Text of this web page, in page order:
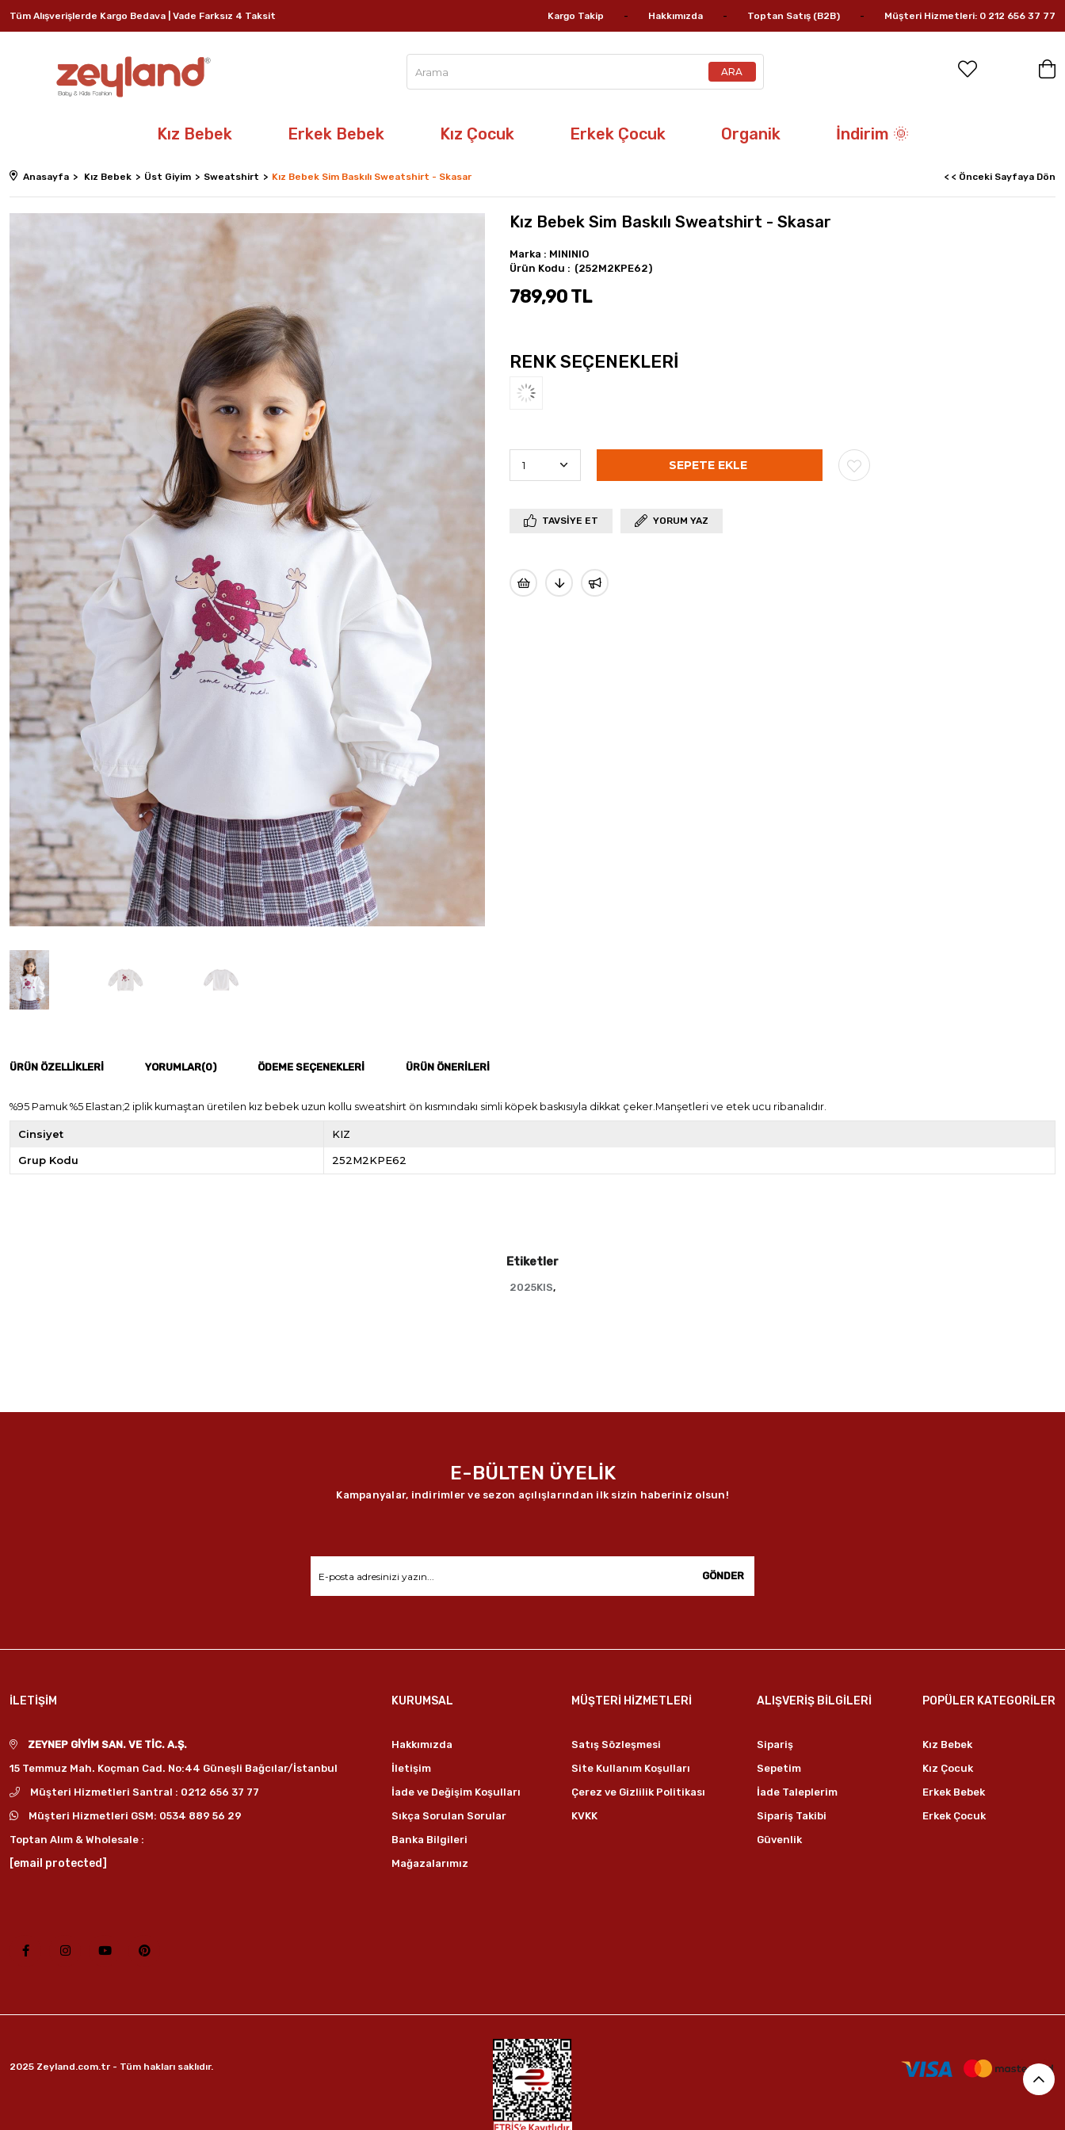
Tüm Alışverişlerde Kargo Bedava | Vade Farksız 4 Taksit Kargo Takip Hakkımızda Toptan Satış (B2B) Müşteri Hizmetleri: 0 212 656 37 77
Kız Bebek Erkek Bebek Kız Çocuk Erkek Çocuk Organik İndirim 🌞
Anasayfa Kız Bebek Üst Giyim Sweatshirt Kız Bebek Sim Baskılı Sweatshirt - Skasar < < Önceki Sayfaya Dön
Kız Bebek Sim Baskılı Sweatshirt - Skasar
Marka : MININIO
(252M2KPE62)
789,90 TL
RENK SEÇENEKLERI
TAVSIYE ET YORUM YAZ
ÜRÜN ÖZELLIKLERI YORUMLAR(0) ÖDEME SEÇENEKLERI ÜRÜN ÖNERILERI
%95 Pamuk %5 Elastan;2 iplik kumaştan üretilen kız bebek uzun kollu sweatshirt ön kısmındakı simli köpek baskısıyla dikkat çeker.Manşetleri ve etek ucu ribanalıdır.
Cinsiyet KIZ
Grup Kodu 252M2KPE62
Etiketler
2025KIS,
E-BÜLTEN ÜYELİK
Kampanyalar, indirimler ve sezon açılışlarından ilk sizin haberiniz olsun!
GÖNDER
İLETİŞİM
ZEYNEP GİYİM SAN. VE TİC. A.Ş.
15 Temmuz Mah. Koçman Cad. No:44 Güneşli Bağcılar/İstanbul
Müşteri Hizmetleri Santral : 0212 656 37 77
Müşteri Hizmetleri GSM: 0534 889 56 29
Toptan Alım & Wholesale :
[email protected]
KURUMSAL
Hakkımızda
İletişim
İade ve Değişim Koşulları
Sıkça Sorulan Sorular
Banka Bilgileri
Mağazalarımız
MÜŞTERİ HİZMETLERİ
Satış Sözleşmesi
Site Kullanım Koşulları
Çerez ve Gizlilik Politikası
KVKK
ALIŞVERİŞ BİLGİLERİ
Sipariş
Sepetim
İade Taleplerim
Sipariş Takibi
Güvenlik
POPÜLER KATEGORİLER
Kız Bebek
Kız Çocuk
Erkek Bebek
Erkek Çocuk
2025 Zeyland.com.tr - Tüm hakları saklıdır.